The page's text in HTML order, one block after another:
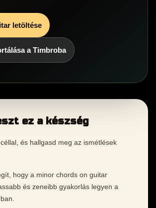
letöltése
a Timbroba
ez a készség
és hallgasd meg az ismétlések
hogy a minor chords on guitar
és zeneibb gyakorlás legyen a